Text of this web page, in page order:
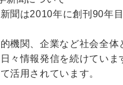
聞は2010年に創刊90年
機関、企業など社会全
々情報発信を続けてい
活用されています。